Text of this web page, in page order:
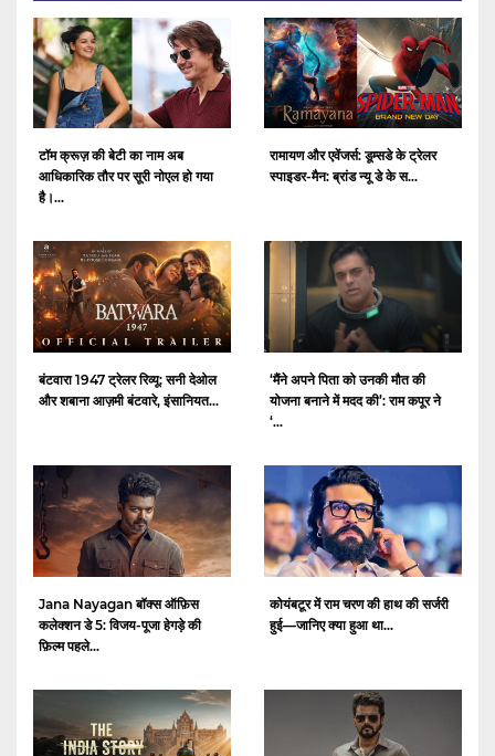
टॉम क्रूज़ की बेटी का नाम अब
आधिकारिक तौर पर सूरी नोएल हो गया
है।...
रामायण और एवेंजर्स: डूम्सडे के ट्रेलर
स्पाइडर-मैन: ब्रांड न्यू डे के स...
बंटवारा 1947 ट्रेलर रिव्यू: सनी देओल
और शबाना आज़मी बंटवारे, इंसानियत...
‘मैंने अपने पिता को उनकी मौत की
योजना बनाने में मदद की’: राम कपूर ने
‘...
Jana Nayagan बॉक्स ऑफ़िस
कलेक्शन डे 5: विजय-पूजा हेगड़े की
फ़िल्म पहले...
कोयंबटूर में राम चरण की हाथ की सर्जरी
हुई—जानिए क्या हुआ था...